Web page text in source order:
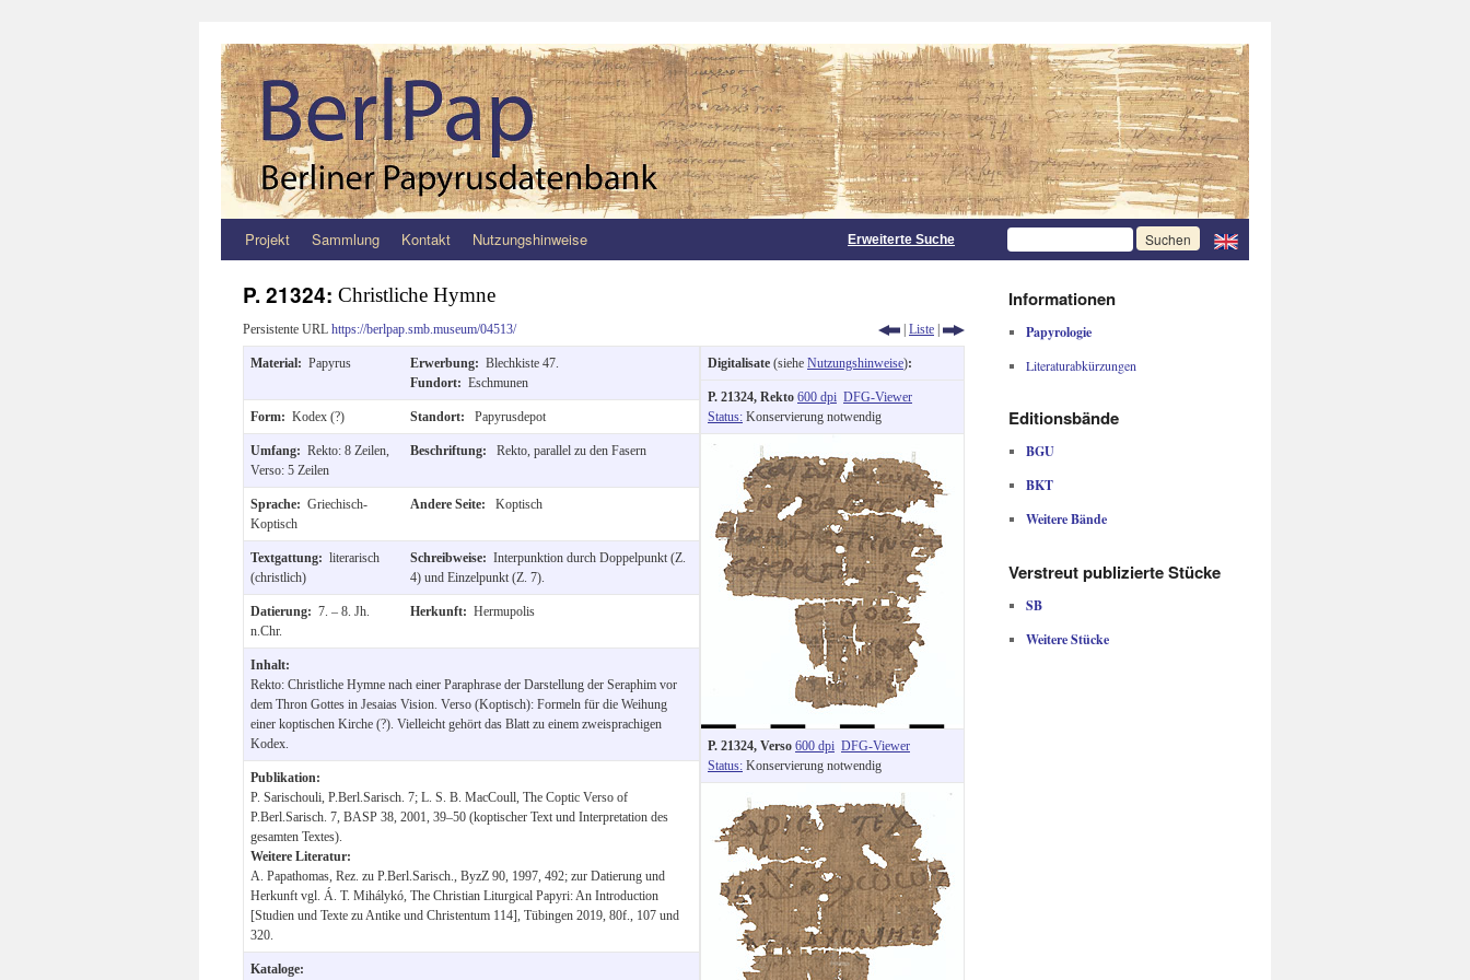
Zum
springen
Projekt Sammlung Kontakt Nutzungshinweise Erweiterte Suche
P. 21324: Christliche Hymne
Persistente URL https://berlpap.smb.museum/04513/ | Liste |
Material: Papyrus Erwerbung: Blechkiste 47.
Fundort: Eschmunen
Form: Kodex (?) Standort: Papyrusdepot
Umfang: Rekto: 8 Zeilen,
Verso: 5 Zeilen
Beschriftung: Rekto, parallel zu den Fasern
Sprache: Griechisch-
Koptisch
Andere Seite: Koptisch
Textgattung: literarisch
(christlich)
Schreibweise: Interpunktion durch Doppelpunkt (Z.
4) und Einzelpunkt (Z. 7).
Datierung: 7. – 8. Jh.
n.Chr.
Herkunft: Hermupolis
Inhalt:
Rekto: Christliche Hymne nach einer Paraphrase der Darstellung der Seraphim vor
dem Thron Gottes in Jesaias Vision. Verso (Koptisch): Formeln für die Weihung
einer koptischen Kirche (?). Vielleicht gehört das Blatt zu einem zweisprachigen
Kodex.
Publikation:
P. Sarischouli, P.Berl.Sarisch. 7; L. S. B. MacCoull, The Coptic Verso of
P.Berl.Sarisch. 7, BASP 38, 2001, 39–50 (koptischer Text und Interpretation des
gesamten Textes).
Weitere Literatur:
A. Papathomas, Rez. zu P.Berl.Sarisch., ByzZ 90, 1997, 492; zur Datierung und
Herkunft vgl. Á. T. Mihálykó, The Christian Liturgical Papyri: An Introduction
[Studien und Texte zu Antike und Christentum 114], Tübingen 2019, 80f., 107 und
320.
Kataloge:
Digitalisate (siehe Nutzungshinweise):
P. 21324, Rekto 600 dpi DFG-Viewer
Status: Konservierung notwendig
P. 21324, Verso 600 dpi DFG-Viewer
Status: Konservierung notwendig
Informationen
Papyrologie
Literaturabkürzungen
Editionsbände
BGU
BKT
Weitere Bände
Verstreut publizierte Stücke
SB
Weitere Stücke